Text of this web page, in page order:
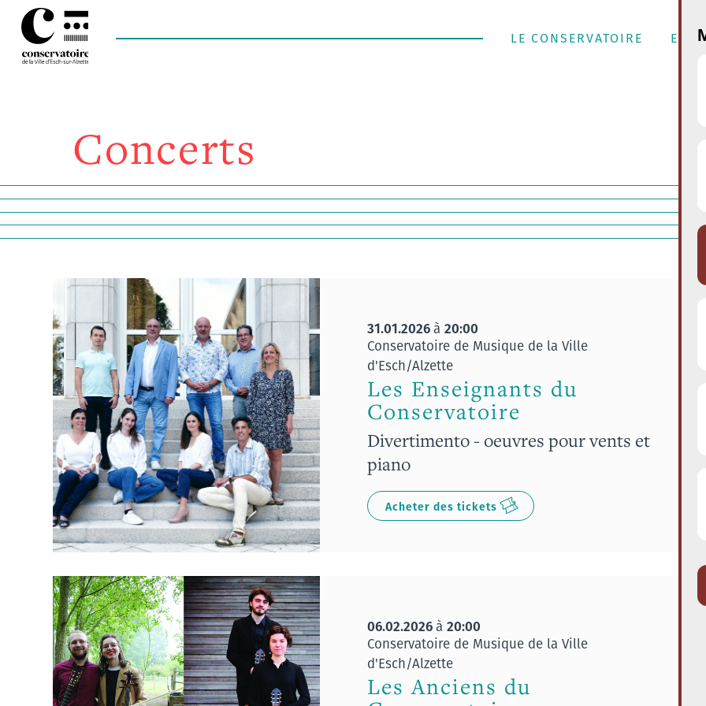
LE CONSERVATOIRE
Concerts
31.01.2026à 20:00
Conservatoire de Musique de la Ville
d'Esch/Alzette
Les Enseignants du
Conservatoire
Divertimento - oeuvres pour vents et
piano
Acheter des tickets
06.02.2026à 20:00
Conservatoire de Musique de la Ville
d'Esch/Alzette
Les Anciens du